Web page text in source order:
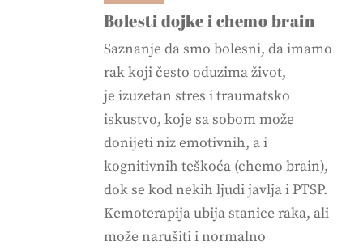
Bolesti dojke i chemo brain
Saznanje da smo bolesni, da imamo
rak koji često oduzima život,
je izuzetan stres i traumatsko
iskustvo, koje sa sobom može
donijeti niz emotivnih, a i
kognitivnih teškoća (chemo brain),
dok se kod nekih ljudi javlja i PTSP.
Kemoterapija ubija stanice raka, ali
može narušiti i normalno